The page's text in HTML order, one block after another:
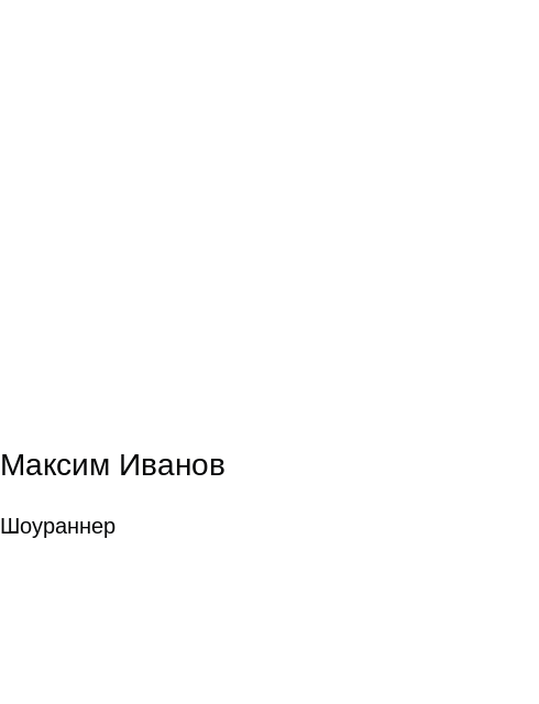
Максим Иванов
Шоураннер